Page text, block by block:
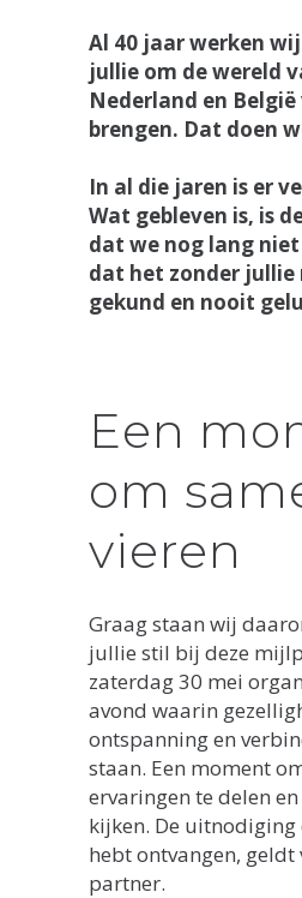
Al 40 jaar werken
jullie om de wereld
Nederland en
brengen. Dat doen
In al die jaren is er
Wat gebleven is, is
dat we nog lang
dat het zonder jullie
gekund en nooit
Een
om
vieren
Graag staan wij
jullie stil bij deze
zaterdag 30 mei
avond waarin
ontspanning en
staan. Een moment
ervaringen te delen
kijken. De uitnodiging
hebt ontvangen, geldt
partner.